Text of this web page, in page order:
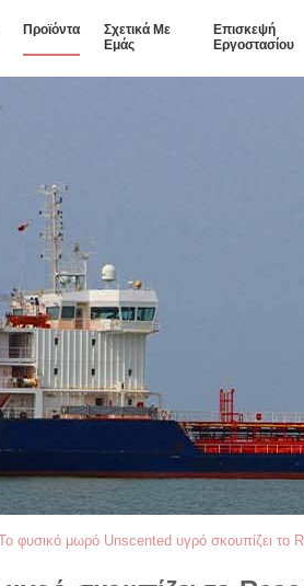
Προϊόντα
Σχετικά Με
Εμάς
Επισκεψή
Εργοστασίου
φυσικό μωρό Unscented υγρό σκουπίζει το